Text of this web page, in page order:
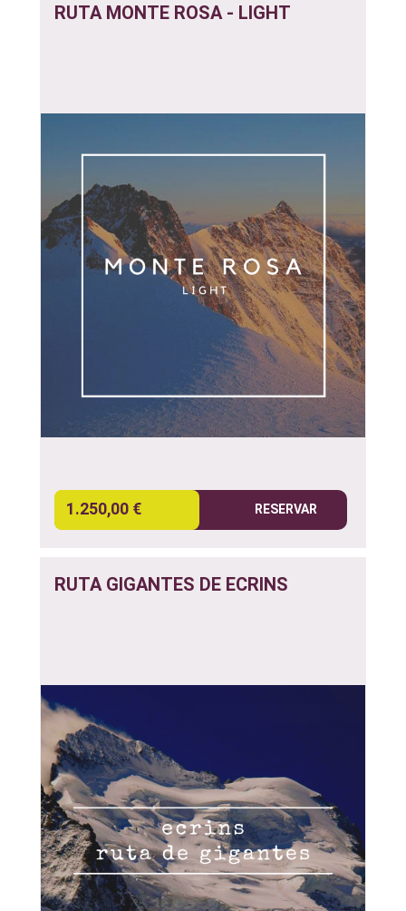
RUTA MONTE ROSA - LIGHT
1.250,00 € RESERVAR
RUTA GIGANTES DE ECRINS